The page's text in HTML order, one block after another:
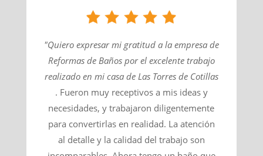
"Quiero expresar mi gratitud a la empresa de
Reformas de Baños por el excelente trabajo
realizado en mi casa de Las Torres de Cotillas​
. Fueron muy receptivos a mis ideas y
necesidades, y trabajaron diligentemente
para convertirlas en realidad. La atención
al detalle y la calidad del trabajo son